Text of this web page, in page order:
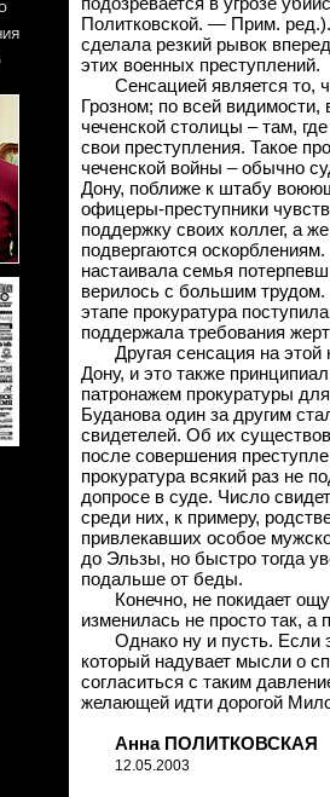
Политковской. — Прим.
сделала резкий рывок
этих военных преступлений.
Сенсацией является то,
Грозном; по всей
чеченской столицы – там,
свои преступления. Такое
чеченской войны – обычно
Дону, поближе к штабу
офицеры-преступники
поддержку своих коллег, а
подвергаются
настаивала семья
верилось с большим
этапе прокуратура
поддержала требования
Другая сенсация на этой
Дону, и это также
патронажем прокуратуры
Буданова один за другим
свидетелей. Об их
после совершения
прокуратура всякий раз не
допросе в суде. Число
среди них, к примеру,
привлекавших особое
до Эльзы, но быстро тогда
подальше от беды.
Конечно, не покидает
изменилась не просто так,
Однако ну и пусть. Если
который надувает мысли о
согласиться с таким
желающей идти дорогой
Анна ПОЛИТКОВСКАЯ
12.05.2003